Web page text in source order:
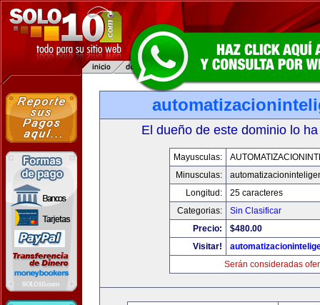
El dueño de este dominio lo
Mayusculas:
Minusculas:
Longitud:
25 caracteres
Categorias:
Sin Clasificar
Precio:
$480.00
Visitar!
Serán consideradas